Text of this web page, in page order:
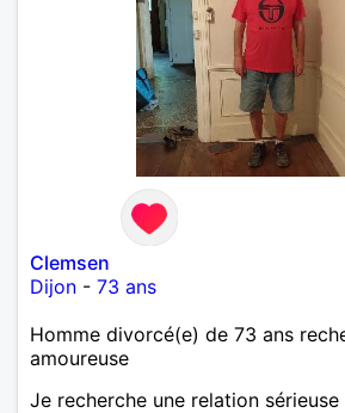
Clemsen
Dijon - 73 ans
Homme divorcé(e) de 73 ans
amoureuse
Je recherche une relation